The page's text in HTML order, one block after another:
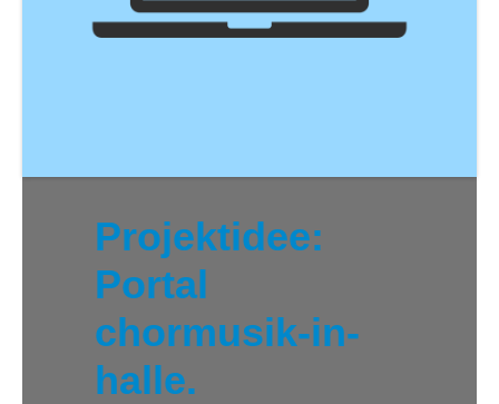
Projektidee:
Portal
chormusik-in-
halle.